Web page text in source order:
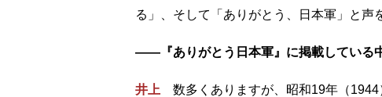
る」、そして「ありがとう、日本軍」と声
――『ありがとう日本軍』に掲載している
井上 数多くありますが、昭和19年（1944